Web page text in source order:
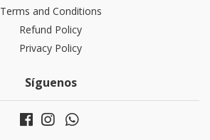
Terms and Conditions
Refund Policy
Privacy Policy
Síguenos